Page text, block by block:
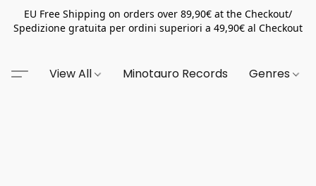
EU Free Shipping on orders over 89,90€ at the Checkout/
Spedizione gratuita per ordini superiori a 49,90€ al Checkout
View All Minotauro Records Genres